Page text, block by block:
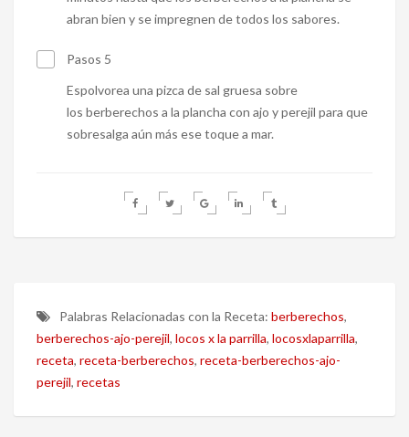
abran bien y se impregnen de todos los sabores.
Pasos 5
Espolvorea una pizca de sal gruesa sobre
los berberechos a la plancha con ajo y perejil para que
sobresalga aún más ese toque a mar.
Palabras Relacionadas con la Receta: berberechos,
berberechos-ajo-perejil, locos x la parrilla, locosxlaparrilla,
receta, receta-berberechos, receta-berberechos-ajo-
perejil, recetas